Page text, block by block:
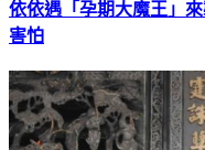
依依遇「孕期大魔王」
害怕